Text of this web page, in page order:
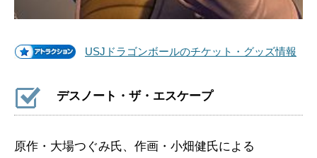
USJドラゴンボールのチケット・グッズ情報
デスノート・ザ・エスケープ
原作・大場つぐみ氏、作画・小畑健氏による